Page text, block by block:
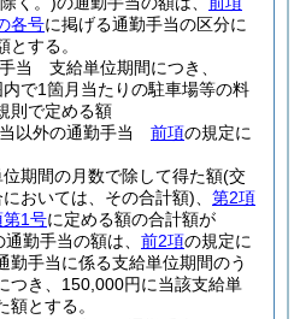
各号に掲げる通勤手当の区分に
とする。
当 支給単位期間につき、
で1箇月当たりの駐車場等の料
則で定める額
以外の通勤手当 前項の規定に
期間の月数で除して得た額(交
おいては、その合計額)
第2項
第1号に定める額の合計額が
勤手当の額は、 前2項の規定に
勤手当に係る支給単位期間のう
つき、150,000円に当該支給単
とする。